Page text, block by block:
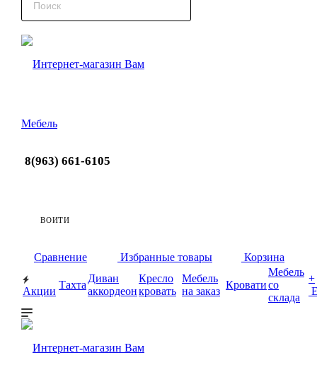
8(963) 661-6105
ВОЙТИ
Сравнение Избранные товары Корзина
Акции
Тахта
Диван
аккордеон
Кресло
кровать
Мебель
на заказ
Кровати
Мебель
со
склада
+